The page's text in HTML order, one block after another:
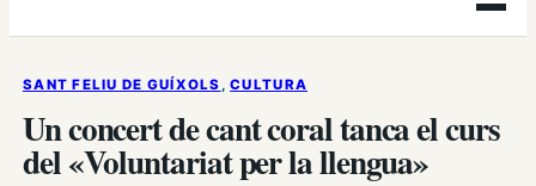
Obre
el
SANT FELIU DE GUÍXOLS , CULTURA
Un concert de cant coral tanca el curs
del «Voluntariat per la llengua»